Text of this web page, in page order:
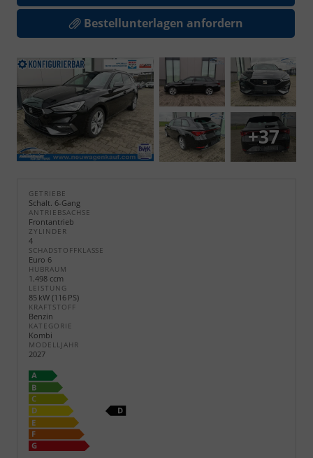
Bestellunterlagen anfordern
+37
GETRIEBE
Schalt. 6-Gang
ANTRIEBSACHSE
Frontantrieb
ZYLINDER
4
SCHADSTOFFKLASSE
Euro 6
HUBRAUM
1.498 ccm
LEISTUNG
85 kW (116 PS)
KRAFTSTOFF
Benzin
KATEGORIE
Kombi
MODELLJAHR
2027